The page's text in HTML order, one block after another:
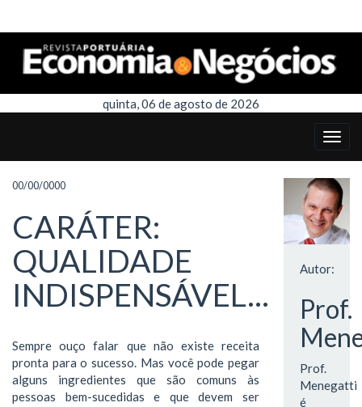
quinta, 06 de agosto de 2026
00/00/0000
CARÁTER:
QUALIDADE
INDISPENSÁVEL...
Sempre ouço falar que não existe receita
pronta para o sucesso. Mas você pode pegar
alguns ingredientes que são comuns às
pessoas bem-sucedidas e que devem ser
Autor:
Prof.
Prof.
Menegatti
é